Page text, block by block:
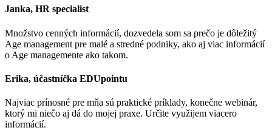
Janka, HR specialist
Množstvo cenných informácií, dozvedela som sa prečo je dôležitý
Age management pre malé a stredné podniky, ako aj viac informácií
o Age managemente ako takom.
Erika, účastníčka EDUpointu
Najviac prínosné pre mňa sú praktické príklady, konečne webinár,
ktorý mi niečo aj dá do mojej praxe. Určite využijem viacero
informácií.